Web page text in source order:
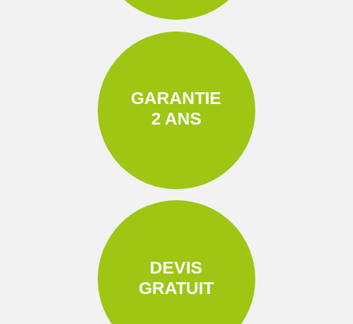
GARANTIE
2 ANS
DEVIS
GRATUIT